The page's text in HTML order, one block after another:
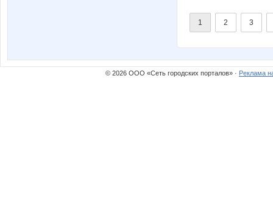
1 2 3
© 2026 ООО «Сеть городских порталов» · Реклама